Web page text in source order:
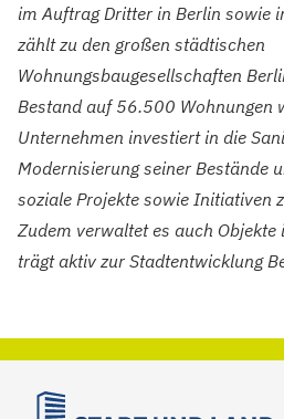
im Auftrag Dritter in Berlin sowie
zählt zu den großen städtischen
Wohnungsbaugesellschaften
Bestand auf 56.500 Wohnungen
Unternehmen investiert in die
Modernisierung seiner Bestände
soziale Projekte sowie Initiativen
Zudem verwaltet es auch
trägt aktiv zur Stadtentwicklung